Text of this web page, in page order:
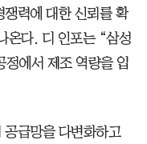
력에 대한 신뢰를 확
온다. 디 인포는 “삼성
에서 제조 역량을 입
급망을 다변화하고